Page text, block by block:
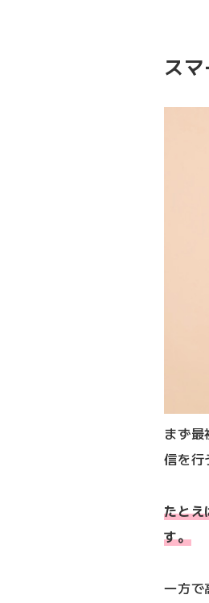
ス
まず
信を行
たとえ
す。
一方で